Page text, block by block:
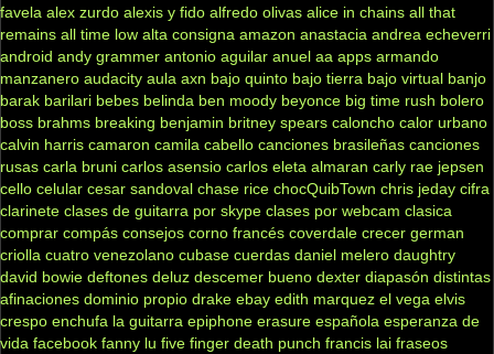
favela alex zurdo alexis y fido alfredo olivas alice in chains all that
remains all time low alta consigna amazon anastacia andrea echeverri
android andy grammer antonio aguilar anuel aa apps armando
manzanero audacity aula axn bajo quinto bajo tierra bajo virtual banjo
barak barilari bebes belinda ben moody beyonce big time rush bolero
boss brahms breaking benjamin britney spears caloncho calor urbano
calvin harris camaron camila cabello canciones brasileñas canciones
rusas carla bruni carlos asensio carlos eleta almaran carly rae jepsen
cello celular cesar sandoval chase rice chocQuibTown chris jeday cifra
clarinete clases de guitarra por skype clases por webcam clasica
comprar compás consejos corno francés coverdale crecer german
criolla cuatro venezolano cubase cuerdas daniel melero daughtry
david bowie deftones deluz descemer bueno dexter diapasón distintas
afinaciones dominio propio drake ebay edith marquez el vega elvis
crespo enchufa la guitarra epiphone erasure española esperanza de
vida facebook fanny lu five finger death punch francis lai fraseos